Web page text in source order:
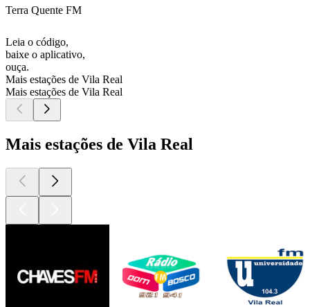
Terra Quente FM
Leia o código,
baixe o aplicativo,
ouça.
Mais estações de Vila Real
Mais estações de Vila Real
Mais estações de Vila Real